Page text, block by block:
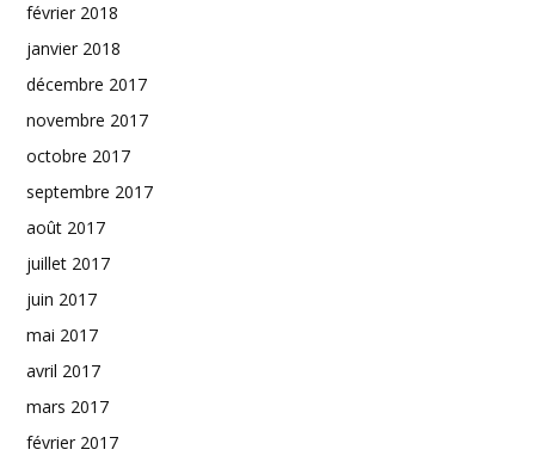
février 2018
janvier 2018
décembre 2017
novembre 2017
octobre 2017
septembre 2017
août 2017
juillet 2017
juin 2017
mai 2017
avril 2017
mars 2017
février 2017